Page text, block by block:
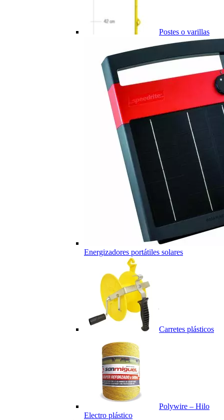
Postes o varillas
Energizadores portátiles solares
Carretes plásticos
Polywire – Hilo
Electro plástico